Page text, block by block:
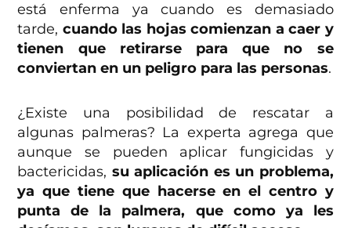
está enferma ya cuando es demasiado
tarde, cuando las hojas comienzan a caer y
tienen que retirarse para que no se
conviertan en un peligro para las personas.
¿Existe una posibilidad de rescatar a
algunas palmeras? La experta agrega que
aunque se pueden aplicar fungicidas y
bactericidas, su aplicación es un problema,
ya que tiene que hacerse en el centro y
punta de la palmera, que como ya les